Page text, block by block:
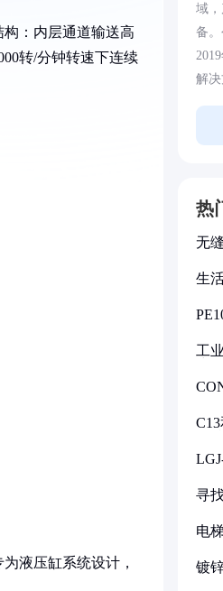
：内层通道输送高
转/分钟转速下连续
液压缸系统设计，
域
备
解决
热
无
生
工
寻
电
镀